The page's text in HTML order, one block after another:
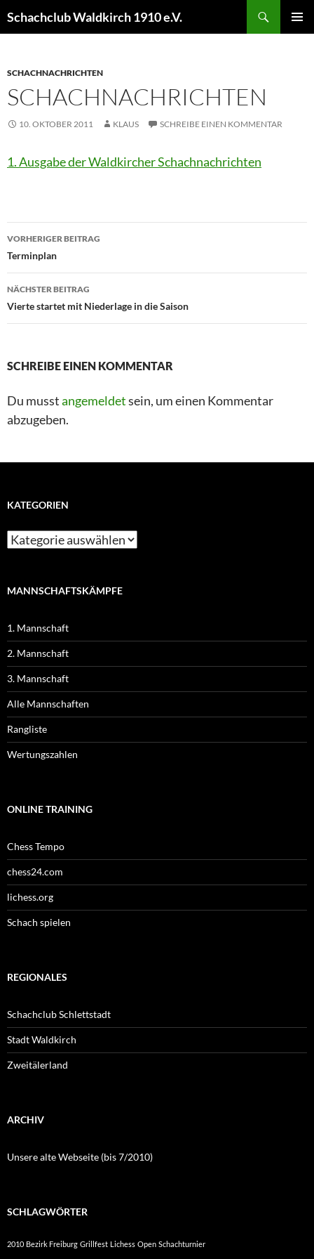
Schachclub Waldkirch 1910 e.V.
SCHACHNACHRICHTEN
SCHACHNACHRICHTEN
10. OKTOBER 2011 KLAUS SCHREIBE EINEN KOMMENTAR
1. Ausgabe der Waldkircher Schachnachrichten
VORHERIGER BEITRAG
Terminplan
NÄCHSTER BEITRAG
Vierte startet mit Niederlage in die Saison
SCHREIBE EINEN KOMMENTAR
Du musstangemeldetsein, um einen Kommentar
abzugeben.
KATEGORIEN
MANNSCHAFTSKÄMPFE
1. Mannschaft
2. Mannschaft
3. Mannschaft
Alle Mannschaften
Rangliste
Wertungszahlen
ONLINE TRAINING
Chess Tempo
chess24.com
lichess.org
Schach spielen
REGIONALES
Schachclub Schlettstadt
Stadt Waldkirch
Zweitälerland
ARCHIV
Unsere alte Webseite (bis 7/2010)
SCHLAGWÖRTER
2010 Bezirk Freiburg Grillfest Lichess Open Schachturnier